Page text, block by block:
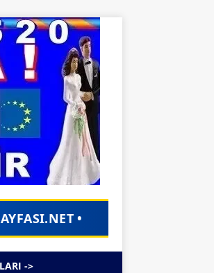
TÜM EVLİLİK İLANLARI
->